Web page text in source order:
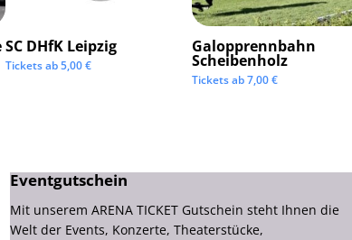
SC DHfK Leipzig
Tickets ab5,00€
Galopprennbahn
Scheibenholz
Tickets ab7,00€
Eventgutschein
Mit unserem ARENA TICKET Gutschein steht Ihnen die
Welt der Events, Konzerte, Theaterstücke,